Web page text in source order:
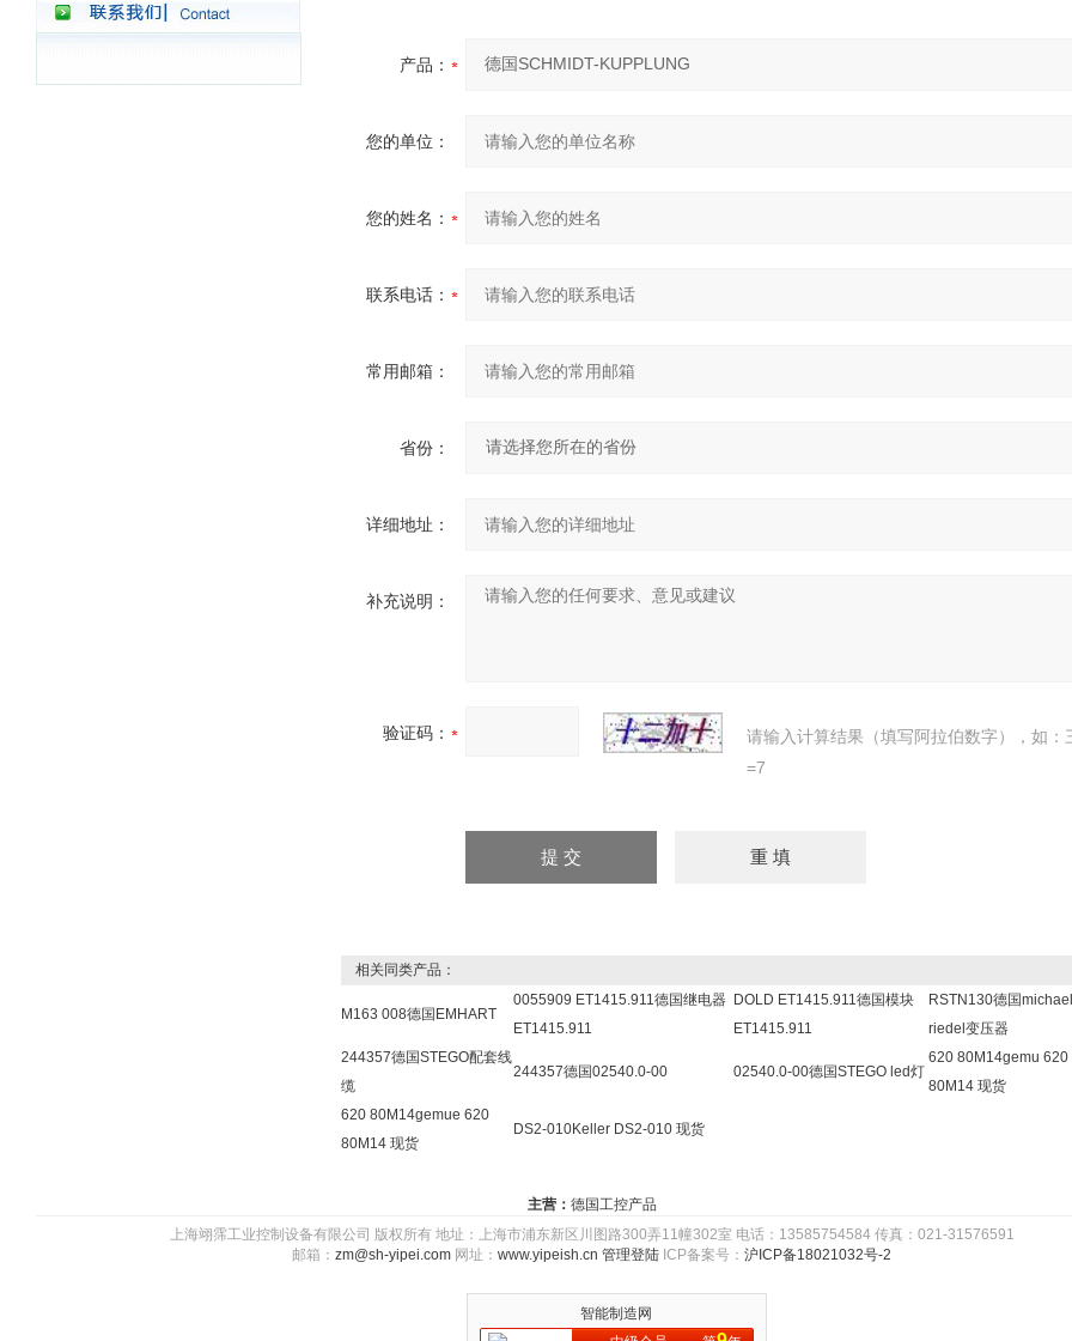
产品：
您的单位：
您的姓名：
联系电话：
常用邮箱：
省份：
详细地址：
补充说明：
验证码：
请输入计算结果（填写阿拉伯数字），如：
=7
相关同类产品：
M163 008德国EMHART
0055909 ET1415.911德国继电器
ET1415.911
DOLD ET1415.911德国模块
ET1415.911
RSTN130德国michael
riedel变压器
244357德国STEGO配套线
缆
244357德国02540.0-00 02540.0-00德国STEGO led灯
620 80M14gemu 620
80M14 现货
620 80M14gemue 620
80M14 现货
DS2-010Keller DS2-010 现货
主营： 德国工控产品
上海翊霈工业控制设备有限公司 版权所有 地址：上海市浦东新区川图路300弄11幢302室 电话：13585754584 传真：021-31576591
邮箱： zm@sh-yipei.com 网址： www.yipeish.cn 管理登陆 ICP备案号： 沪ICP备18021032号-2
智能制造网